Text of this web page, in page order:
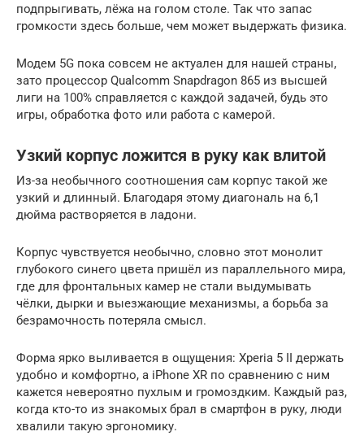
подпрыгивать, лёжа на голом столе. Так что запас
громкости здесь больше, чем может выдержать физика.
Модем 5G пока совсем не актуален для нашей страны,
зато процессор Qualcomm Snapdragon 865 из высшей
лиги на 100% справляется с каждой задачей, будь это
игры, обработка фото или работа с камерой.
Узкий корпус ложится в руку как влитой
Из-за необычного соотношения сам корпус такой же
узкий и длинный. Благодаря этому диагональ на 6,1
дюйма растворяется в ладони.
Корпус чувствуется необычно, словно этот монолит
глубокого синего цвета пришёл из параллельного мира,
где для фронтальных камер не стали выдумывать
чёлки, дырки и выезжающие механизмы, а борьба за
безрамочность потеряла смысл.
Форма ярко выливается в ощущения: Xperia 5 II держать
удобно и комфортно, а iPhone XR по сравнению с ним
кажется невероятно пухлым и громоздким. Каждый раз,
когда кто-то из знакомых брал в смартфон в руку, люди
хвалили такую эргономику.